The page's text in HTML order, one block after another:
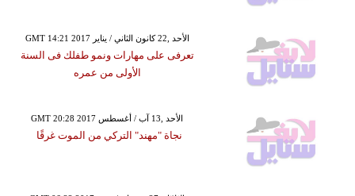
GMT 14:21 2017 الأحد ,22 كانون الثاني / يناير
تعرفى على مهارات ونمو طفلك فى السنة
الأولى من عمره
GMT 20:28 2017 الأحد ,13 آب / أغسطس
نجاة "مهند" التركي من الموت غرقًا